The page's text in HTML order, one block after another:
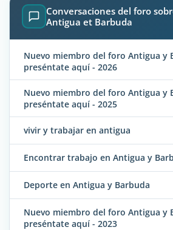
Conversaciones del foro
Antigua et Barbuda
Nuevo miembro del foro Antigua y
preséntate aquí - 2026
Nuevo miembro del foro Antigua y
preséntate aquí - 2025
vivir y trabajar en antigua
Encontrar trabajo en Antigua y
Deporte en Antigua y Barbuda
Nuevo miembro del foro Antigua y
preséntate aquí - 2023